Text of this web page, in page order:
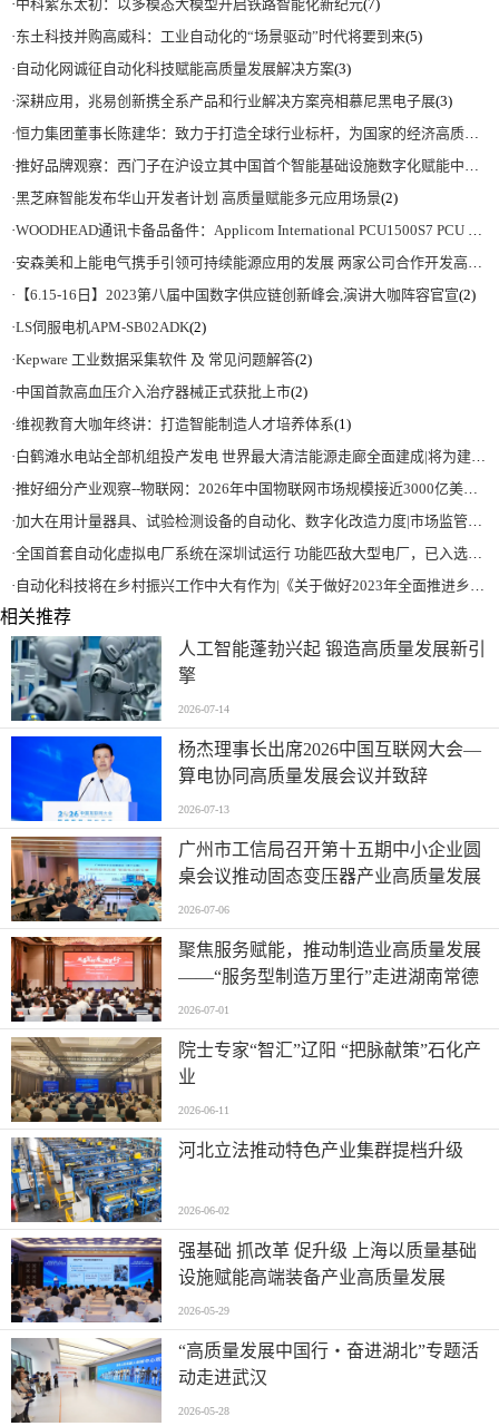
·中科紫东太初：以多模态大模型开启铁路智能化新纪元(7)
·东土科技并购高威科：工业自动化的“场景驱动”时代将要到来(5)
· 自动化网诚征自动化科技赋能高质量发展解决方案(3)
·深耕应用，兆易创新携全系产品和行业解决方案亮相慕尼黑电子展(3)
·恒力集团董事长陈建华：致力于打造全球行业标杆，为国家的经济高质量发展贡献更大力量|上海电气集团党委书记、董事长吴磊来访
·推好品牌观察：西门子在沪设立其中国首个智能基础设施数字化赋能中心
·黑芝麻智能发布华山开发者计划 高质量赋能多元应用场景(2)
·WOODHEAD通讯卡备品备件：Applicom International PCU1500S7 PCU 1500 S7 V4.5.0
·安森美和上能电气携手引领可持续能源应用的发展 两家公司合作开发高性能储能和太阳能组串式逆变器方案 以实现可持续的未来
· 【6.15-16日】2023第八届中国数字供应链创新峰会,演讲大咖阵容官宣(2)
·LS伺服电机APM-SB02ADK(2)
·Kepware 工业数据采集软件 及 常见问题解答(2)
·中国首款高血压介入治疗器械正式获批上市(2)
·维视教育大咖年终讲：打造智能制造人才培养体系(1)
·白鹤滩水电站全部机组投产发电 世界最大清洁能源走廊全面建成|将为建设新型能源体系、保障国家能源安全、实现“双碳”目标提供有力支撑
·推好细分产业观察--物联网：2026年中国物联网市场规模接近3000亿美元 智慧工厂、智慧城市、智慧电网等将占60%以上
·加大在用计量器具、试验检测设备的自动化、数字化改造力度|市场监管总局 工业和信息化部 关于促进企业计量能力提升的指导意见
·全国首套自动化虚拟电厂系统在深圳试运行 功能匹敌大型电厂，已入选国际典型案例
· 自动化科技将在乡村振兴工作中大有作为|《关于做好2023年全面推进乡村振兴重点工作的意见》发布
相关推荐
人工智能蓬勃兴起 锻造高质量发展新引
擎
2026-07-14
杨杰理事长出席2026中国互联网大会—
算电协同高质量发展会议并致辞
2026-07-13
广州市工信局召开第十五期中小企业圆
桌会议推动固态变压器产业高质量发展
2026-07-06
聚焦服务赋能，推动制造业高质量发展
——“服务型制造万里行”走进湖南常德
2026-07-01
院士专家“智汇”辽阳 “把脉献策”石化产
业
2026-06-11
河北立法推动特色产业集群提档升级
2026-06-02
强基础 抓改革 促升级 上海以质量基础
设施赋能高端装备产业高质量发展
2026-05-29
“高质量发展中国行・奋进湖北”专题活
动走进武汉
2026-05-28